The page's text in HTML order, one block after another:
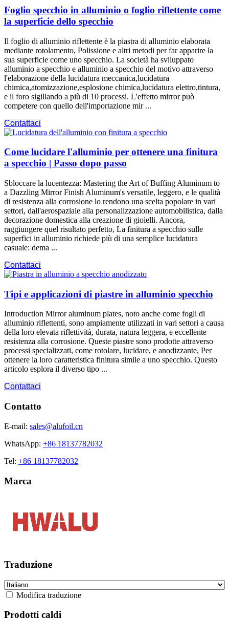
Foglio specchio in alluminio o foglio riflettente come
la superficie dello specchio
Il foglio di alluminio riflettente è la piastra di alluminio elaborata
mediante rotolamento, Polissione e altri metodi per far apparire la
sua superficie come uno specchio. La società ha sviluppato
alluminio a specchio e alluminio a specchio del motivo attraverso
l'elaborazione della lucidatura meccanica,lucidatura
chimica,atomizzazione,esplosione chimica,lucidatura elettro,tintura,
e il foro sigillando a più di 10 processi. L'effetto mirror può
competere con quello dell'importazione mir ...
Contattaci
Come lucidare l'alluminio per ottenere una finitura
a specchio | Passo dopo passo
Sbloccare la lucentezza: Mastering the Art of Buffing Aluminum to
a Dazzling Mirror Finish Aluminum's versatile, leggero, e le qualità
di resistenza alla corrosione lo rendono una scelta popolare in vari
settori, dall'aerospaziale alla personalizzazione automobilistica, dalla
decorazione domestica alla creazione di gioielli. Ancora,
raggiungere quel risultato perfetto, La finitura a specchio sulle
superfici in alluminio richiede più di una semplice lucidatura
casuale: dema ...
Contattaci
Tipi e applicazioni di piastre in alluminio specchio
Introduction Mirror aluminum plates, noto anche come fogli di
alluminio riflettenti, sono ampiamente utilizzati in vari settori a causa
della loro elevata riflettività, durata, natura leggera, e eccellente
resistenza alla corrosione. Queste piastre sono prodotte attraverso
processi specializzati, come rotolare, lucidare, e anodizzante, Per
ottenere la loro caratteristica finitura simile a uno specchio. Questo
articolo esplora il diverso tipo ...
Contattaci
Contatto
E-mail: sales@alufoil.cn
WhatsApp: +86 18137782032
Tel: +86 18137782032
Marca
Traduzione
Modifica traduzione
Prodotti caldi